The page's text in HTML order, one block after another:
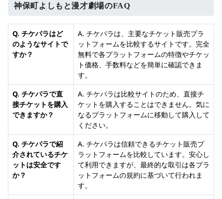
神保町よしもと漫才劇場のFAQ
Q. チケパラはど
のようなサイトで
すか？
A. チケパラは、主要なチケット販売プラ
ットフォームを比較するサイトです。完全
無料で各プラットフォームの特徴やチケッ
ト価格、手数料などを簡単に確認できま
す。
Q. チケパラで直
接チケットを購入
できますか？
A. チケパラは比較サイトのため、直接チ
ケットを購入することはできません。気に
なるプラットフォームに移動して購入して
ください。
Q. チケパラで紹
介されているチケ
ットは安全です
か？
A. チケパラは信頼できるチケット販売プ
ラットフォームを比較しています。安心し
て利用できますが、最終的な取引は各プラ
ットフォームの規約に基づいて行われま
す。